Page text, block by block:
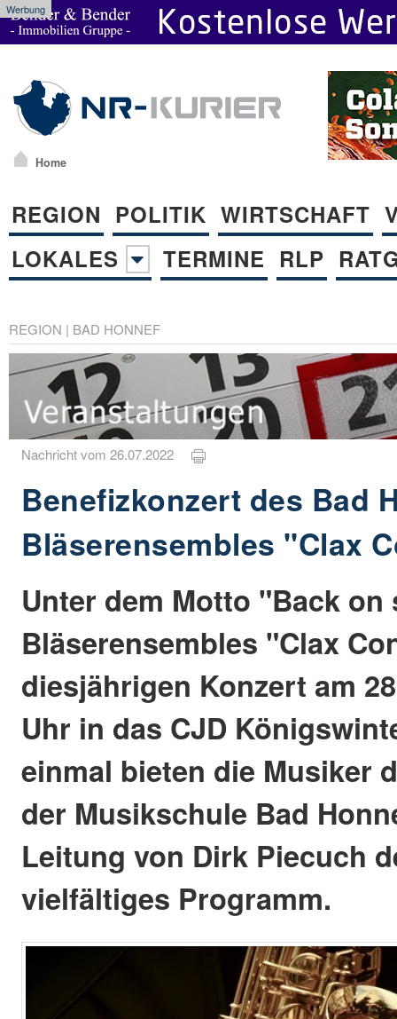
Werbung
Home
REGION POLITIK WIRTSCHAFT
LOKALES
TERMINE RLP
REGION | BAD HONNEF
Nachricht vom 26.07.2022
Benefizkonzert des Bad
Bläserensembles "Clax
Unter dem Motto "Back
Bläserensembles "Clax
diesjährigen Konzert am
Uhr in das CJD
einmal bieten die Musiker
der Musikschule Bad
Leitung von Dirk Piecuch
vielfältiges Programm.